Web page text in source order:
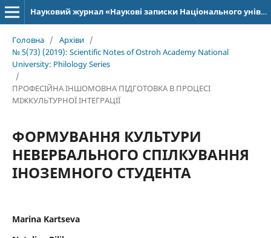
Науковий журнал «Наукові записки Національного університету «Острозька академія»: серія «Філологія»
Головна / Архіви /
№ 5(73) (2019): Scientific Notes of Ostroh Academy National
University: Philology Series
/
ПРОФЕСІЙНА ІНШОМОВНА ПІДГОТОВКА В ПРОЦЕСІ
МІЖКУЛЬТУРНОЇ ІНТЕГРАЦІЇ
ФОРМУВАННЯ КУЛЬТУРИ
НЕВЕРБАЛЬНОГО СПІЛКУВАННЯ
ІНОЗЕМНОГО СТУДЕНТА
Marina Kartseva